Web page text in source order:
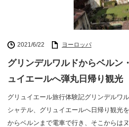
2021/6/22 ヨーロッパ
グリンデルワルドからベルン
ュイエールへ弾丸日帰り観光
グリュイエール旅行体験記グリンデルワ
シャテル、グリュイエールへ日帰り観光
からベルンまで電車で行き、そこからは